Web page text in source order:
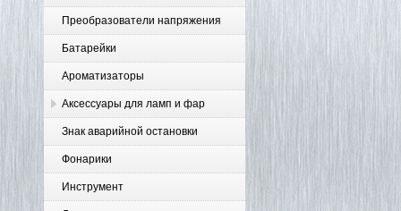
Преобразователи напряжения
Батарейки
Ароматизаторы
Аксессуары для ламп и фар
Знак аварийной остановки
Фонарики
Инструмент